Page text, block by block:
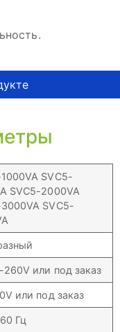
SVC5-
SVC5-2000VA
SVC5-
260V или под заказ
или под заказ
Гц